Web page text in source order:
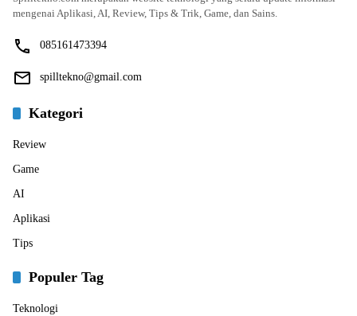
mengenai Aplikasi, AI, Review, Tips & Trik, Game, dan Sains.
085161473394
spilltekno@gmail.com
Kategori
Review
Game
AI
Aplikasi
Tips
Populer Tag
Teknologi